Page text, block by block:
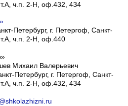
ч.п. 2-Н, оф.432, 434
Петербург, г. Петергоф, Санкт-
ч.п. 2-Н, оф.440
Михаил Валерьевич
Петербург, г. Петергоф Санкт-
ч.п. 2-Н, оф.432, 434